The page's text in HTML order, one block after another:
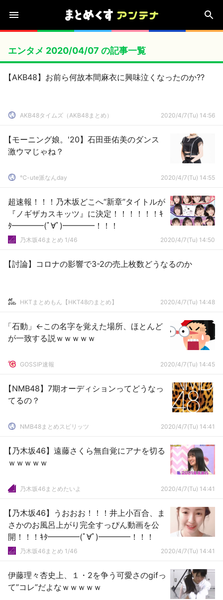
エンタメ 2020/04/07 の記事一覧
【AKB48】お前ら何故本間麻衣に興味泣くなったのか??
AKB48タイムズ（AKB48まとめ） 2020/4/7(Tu) 14:56
【モーニング娘。'20】石田亜佑美のダンス
激ウマじゃね？
℃-ute派なんday 2020/4/7(Tu) 14:55
超速報！！！乃木坂どこへ“新章”タイトルが
『ノギザカスキッツ』に決定！！！！！！ｷ
ﾀ━━━━(ﾟ∀ﾟ)━━━━！！！
乃木坂46まとめ 1/46 2020/4/7(Tu) 14:50
【討論】コロナの影響で3-2の売上枚数どうなるのか
HKTまとめもん【HKT48のまとめ】 2020/4/7(Tu) 14:48
「石動」←この名字を覚えた場所、ほとんど
が一致する説ｗｗｗｗｗ
GOSSIP速報 2020/4/7(Tu) 14:45
【NMB48】7期オーディションってどうなっ
てるの？
NMB48まとめスピリッツ 2020/4/7(Tu) 14:41
【乃木坂46】遠藤さくら無自覚にアナを切る
ｗｗｗｗｗ
乃木坂46まとめたいよ 2020/4/7(Tu) 14:41
【乃木坂46】うおおお！！！井上小百合、ま
さかのお風呂上がり完全すっぴん動画を公
開！！！ｷﾀ━━━━(ﾟ∀ﾟ)━━━━！！！
乃木坂46まとめ 1/46 2020/4/7(Tu) 14:41
伊藤理々杏史上、１・2を争う可愛さのgifっ
て”コレ”だよなｗｗｗｗｗ